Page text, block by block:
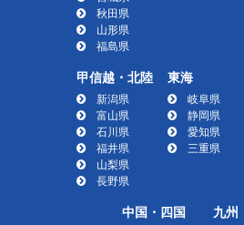
秋田県
山形県
福島県
甲信越・北陸
新潟県
富山県
石川県
福井県
山梨県
長野県
東海
岐阜県
静岡県
愛知県
三重県
中国・四国 九州